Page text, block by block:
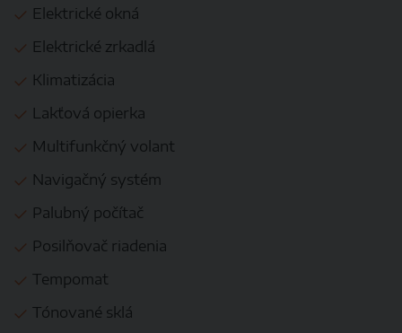
Elektrické okná
Elektrické zrkadlá
Klimatizácia
Lakťová opierka
Multifunkčný volant
Navigačný systém
Palubný počítač
Posilňovač riadenia
Tempomat
Tónované sklá